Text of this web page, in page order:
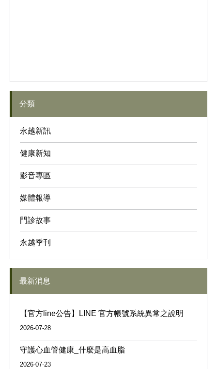
分類
永越新訊
健康新知
影音專區
媒體報導
門診故事
永越季刊
最新消息
【官方line公告】LINE 官方帳號系統異常之說明
2026-07-28
守護心血管健康_什麼是高血脂
2026-07-23